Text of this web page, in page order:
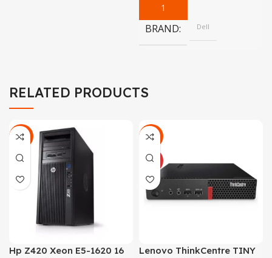
BRAND Dell
RELATED PRODUCTS
-24%
Hp Z420 Xeon E5-1620 16
-17%
NEUF
Lenovo ThinkCentre TINY